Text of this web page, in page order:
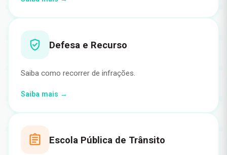
Defesa e Recurso
Saiba como recorrer de infrações.
Saiba mais →
Escola Pública de Trânsito